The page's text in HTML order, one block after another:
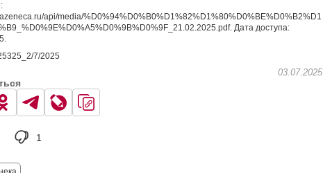
api/media/%D0%94%D0%B0%D1%82%D1%80%D0%BE%D0%B2%D1
Дата доступа:
7/2025
03.07.2025
1